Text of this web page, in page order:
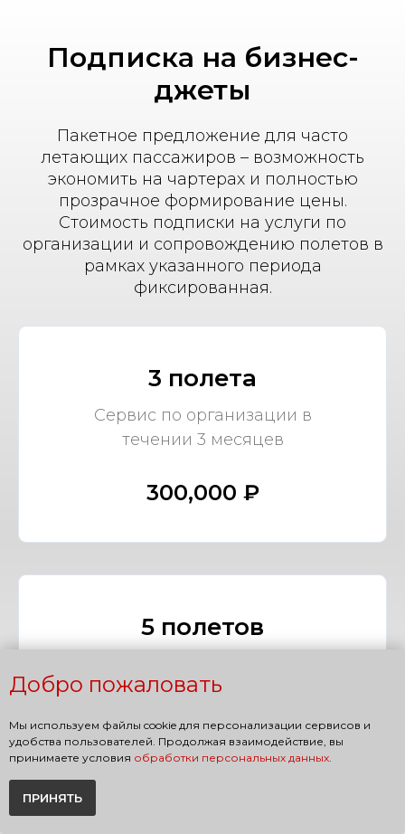
Подписка на бизнес-
джеты
Пакетное предложение для часто
летающих пассажиров – возможность
экономить на чартерах и полностью
прозрачное формирование цены.
Стоимость подписки на услуги по
организации и сопровождению полетов в
рамках указанного периода
фиксированная.
3 полета
Сервис по организации в
течении 3 месяцев
300,000 ₽
5 полетов
течении 5 месяцев
400,000 ₽
Добро пожаловать
Мы используем файлы cookie для персонализации сервисов и
удобства пользователей. Продолжая взаимодействие, вы
принимаете условия обработки персональных данных.
ПРИНЯТЬ